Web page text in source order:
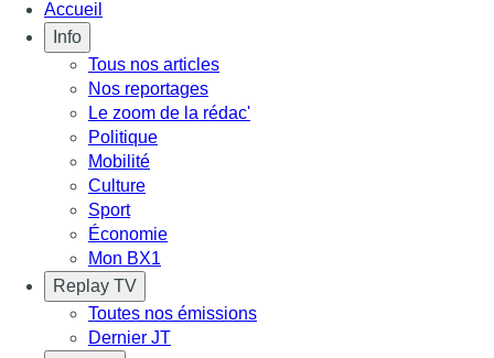
Accueil
Info
Tous nos articles
Nos reportages
Le zoom de la rédac'
Politique
Mobilité
Culture
Sport
Économie
Mon BX1
Replay TV
Toutes nos émissions
Dernier JT